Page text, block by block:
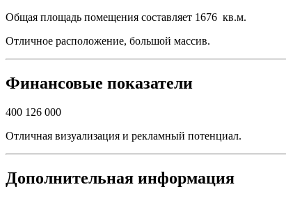
Общая площадь помещения составляет 1676 кв.м.
Отличное расположение, большой массив.
Финансовые показатели
400 126 000
Отличная визуализация и рекламный потенциал.
Дополнительная информация